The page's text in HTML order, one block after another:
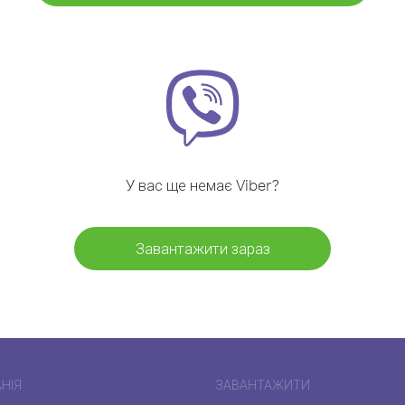
У вас ще немає Viber?
Завантажити зараз
ЗАВАНТАЖИТИ